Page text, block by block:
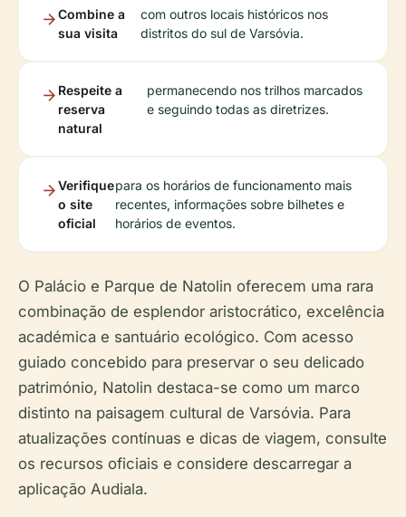
Combine a
sua visita
com outros locais históricos nos
distritos do sul de Varsóvia.
Respeite a
reserva
natural
permanecendo nos trilhos marcados
e seguindo todas as diretrizes.
Verifique
o site
oficial
para os horários de funcionamento mais
recentes, informações sobre bilhetes e
horários de eventos.
O Palácio e Parque de Natolin oferecem uma rara
combinação de esplendor aristocrático, excelência
académica e santuário ecológico. Com acesso
guiado concebido para preservar o seu delicado
património, Natolin destaca-se como um marco
distinto na paisagem cultural de Varsóvia. Para
atualizações contínuas e dicas de viagem, consulte
os recursos oficiais e considere descarregar a
aplicação Audiala.